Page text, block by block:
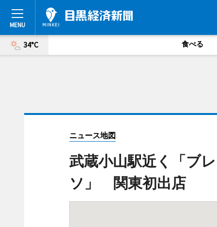
34°C 食べる
ニュース地図
武蔵小山駅近く「ブ
ソ」 関東初出店